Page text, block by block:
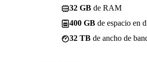
32 GB de RAM
400 GB de espacio en
32 TB de ancho de